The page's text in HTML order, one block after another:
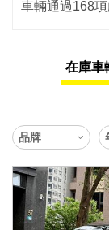
車輛通過168
在庫車